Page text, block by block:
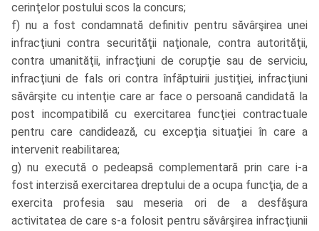
cerinţelor postului scos la concurs;
f) nu a fost condamnată definitiv pentru săvârşirea unei
infracţiuni contra securităţii naţionale, contra autorităţii,
contra umanităţii, infracţiuni de corupţie sau de serviciu,
infracţiuni de fals ori contra înfăptuirii justiţiei, infracţiuni
săvârşite cu intenţie care ar face o persoană candidată la
post incompatibilă cu exercitarea funcţiei contractuale
pentru care candidează, cu excepţia situaţiei în care a
intervenit reabilitarea;
g) nu execută o pedeapsă complementară prin care i-a
fost interzisă exercitarea dreptului de a ocupa funcţia, de a
exercita profesia sau meseria ori de a desfăşura
activitatea de care s-a folosit pentru săvârşirea infracţiunii